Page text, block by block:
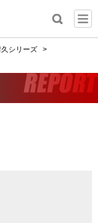
シリーズ
>